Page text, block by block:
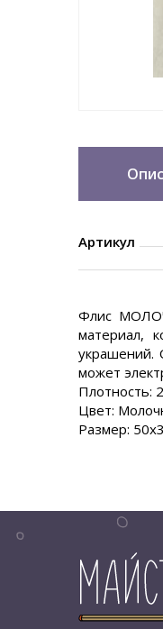
Артикул
Флис
материал,
украшений.
может
Плотность:
Цвет:
Размер: